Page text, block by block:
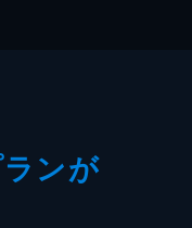
ンが